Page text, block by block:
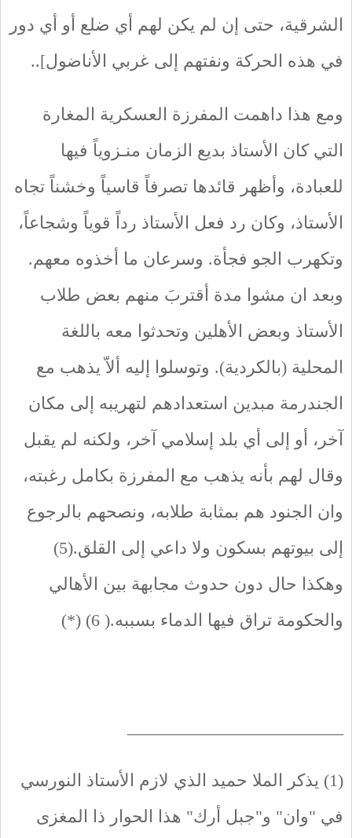
الشرقية، حتى إن لم يكن لهم أي ضلع أو أي دور
في هذه الحركة ونفتهم إلى غربي الأناضول]..
ومع هذا داهمت المفرزة العسكرية المغارة
التي كان الأستاذ بديع الزمان منـزوياً فيها
للعبادة، وأظهر قائدها تصرفاً قاسياً وخشناً تجاه
الأستاذ، وكان رد فعل الأستاذ رداً قوياً وشجاعاً،
وتكهرب الجو فجأة. وسرعان ما أخذوه معهم.
وبعد ان مشوا مدة أقتربَ منهم بعض طلاب
الأستاذ وبعض الأهلين وتحدثوا معه باللغة
المحلية (بالكردية). وتوسلوا إليه ألاّ يذهب مع
الجندرمة مبدين استعدادهم لتهريبه إلى مكان
آخر، أو إلى أي بلد إسلامي آخر، ولكنه لم يقبل
وقال لهم بأنه يذهب مع المفرزة بكامل رغبته،
وان الجنود هم بمثابة طلابه، ونصحهم بالرجوع
إلى بيوتهم بسكون ولا داعي إلى القلق.(5)
وهكذا حال دون حدوث مجابهة بين الأهالي
والحكومة تراق فيها الدماء بسببه.( 6) (*)
(1) يذكر الملا حميد الذي لازم الأستاذ النورسي
في "وان" و"جبل أرك" هذا الحوار ذا المغزى